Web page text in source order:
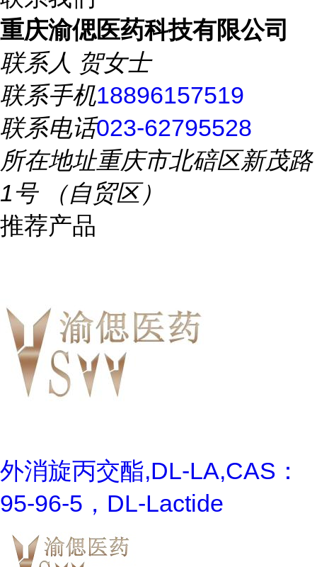
重庆渝偲医药科技有限公司
联系人 贺女士
联系手机18896157519
联系电话023-62795528
所在地址重庆市北碚区新茂路
1号 （自贸区）
推荐产品
外消旋丙交酯,DL-LA,CAS：
95-96-5，DL-Lactide